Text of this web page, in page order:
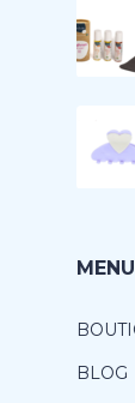
MENU
BLOG